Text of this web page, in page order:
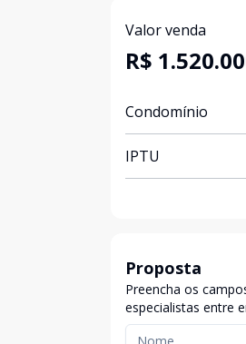
Valor venda
R$
Condomínio
IPTU
Proposta
Preencha os
especialistas entre